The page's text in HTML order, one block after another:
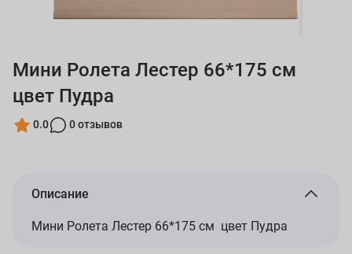
Мини Ролета Лестер 66*175 см
цвет Пудра
0.0 0 отзывов
Описание
Мини Ролета Лестер 66*175 см цвет Пудра